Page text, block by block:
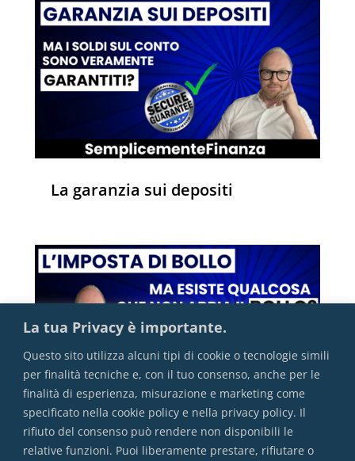
La tua Privacy è importante.
Questo sito utilizza alcuni tipi di cookie o tecnologie simili
per finalità tecniche e, con il tuo consenso, anche per le
finalità di esperienza, misurazione e marketing come
specificato nella cookie policy e nella privacy policy. Il
rifiuto del consenso può rendere non disponibili le
relative funzioni. Puoi liberamente prestare, rifiutare o
La garanzia sui depositi
L’imposta di bollo